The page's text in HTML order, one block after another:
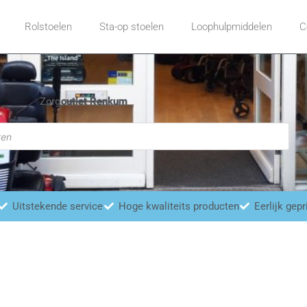
Rolstoelen Sta-op stoelen Loophulpmiddelen
Zorgoutlet Renkum
Uitstekende service Hoge kwaliteits producten Eerlijk